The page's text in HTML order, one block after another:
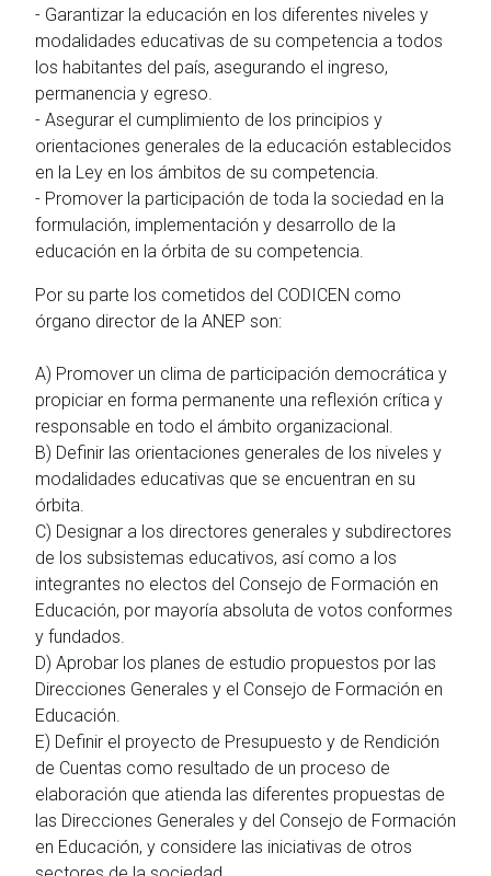
- Garantizar la educación en los diferentes niveles y
modalidades educativas de su competencia a todos
los habitantes del país, asegurando el ingreso,
permanencia y egreso.
- Asegurar el cumplimiento de los principios y
orientaciones generales de la educación establecidos
en la Ley en los ámbitos de su competencia.
- Promover la participación de toda la sociedad en la
formulación, implementación y desarrollo de la
educación en la órbita de su competencia.
Por su parte los cometidos del CODICEN como
órgano director de la ANEP son:
A) Promover un clima de participación democrática y
propiciar en forma permanente una reflexión crítica y
responsable en todo el ámbito organizacional.
B) Definir las orientaciones generales de los niveles y
modalidades educativas que se encuentran en su
órbita.
C) Designar a los directores generales y subdirectores
de los subsistemas educativos, así como a los
integrantes no electos del Consejo de Formación en
Educación, por mayoría absoluta de votos conformes
y fundados.
D) Aprobar los planes de estudio propuestos por las
Direcciones Generales y el Consejo de Formación en
Educación.
E) Definir el proyecto de Presupuesto y de Rendición
de Cuentas como resultado de un proceso de
elaboración que atienda las diferentes propuestas de
las Direcciones Generales y del Consejo de Formación
en Educación, y considere las iniciativas de otros